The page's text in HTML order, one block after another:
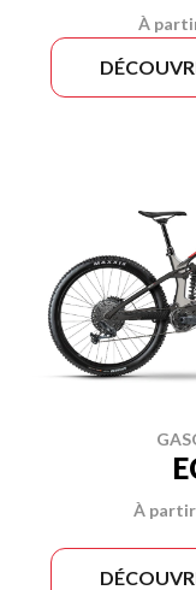
À
À